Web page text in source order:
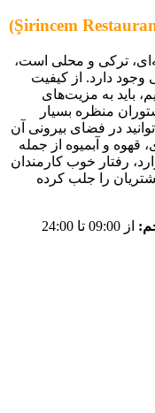
ترکی و محلی است،
وجود دارد. از کیفیت
باید به مزیت‌های
منظره بسیار
در فضای بیرونی آن
قهوه و آبمیوه از جمله
رفتار خوب کارمندان
را جلب کرده
از 09:00 تا 24:00